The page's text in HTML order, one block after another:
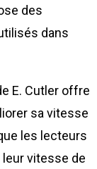
des
dans
E. Cutler offre
sa vitesse
les lecteurs
vitesse de